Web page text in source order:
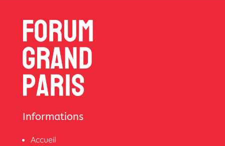
Informations
Accueil